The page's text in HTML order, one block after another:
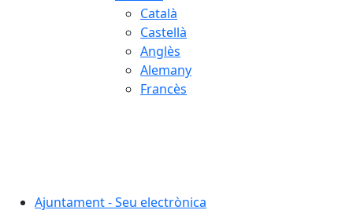
Català
Castellà
Anglès
Alemany
Francès
Ajuntament - Seu electrònica